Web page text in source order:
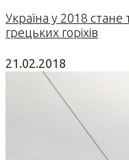
Україна у 2018 стане
грецьких горіхів
21.02.2018